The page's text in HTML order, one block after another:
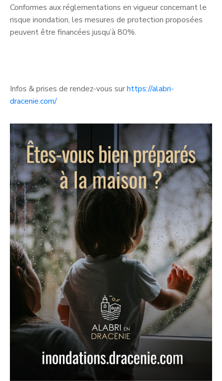
Conformes aux réglementations en vigueur concernant le
risque inondation, les mesures de protection proposées
peuvent être financées jusqu’à 80%.
Infos & prises de rendez-vous surhttps://alabri-
dracenie.com/